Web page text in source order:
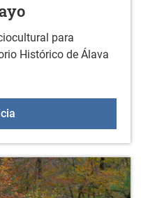
para
Histórico de Álava
Aulas +55 el 22 de mayo